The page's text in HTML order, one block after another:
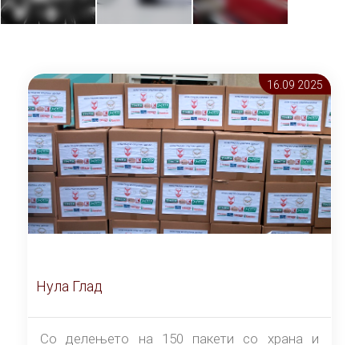
16.09 2025
Нула Глад
Со делењето на 150 пакети со храна и